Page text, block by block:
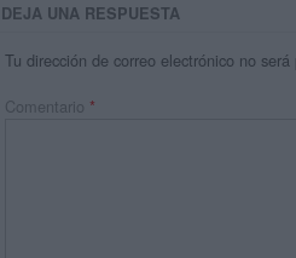
DEJA UNA RESPUESTA
Tu dirección de correo electrónico no será
Comentario *